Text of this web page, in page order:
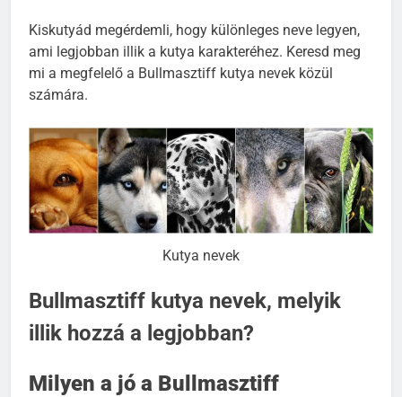
Kiskutyád megérdemli, hogy különleges neve legyen,
ami legjobban illik a kutya karakteréhez. Keresd meg
mi a megfelelő a Bullmasztiff kutya nevek közül
számára.
Kutya nevek
Bullmasztiff kutya nevek, melyik
illik hozzá a legjobban?
Milyen a jó a Bullmasztiff